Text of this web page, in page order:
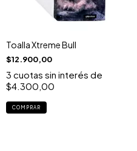
Toalla Xtreme Bull
$12.900,00
3 cuotas sin interés de
$4.300,00